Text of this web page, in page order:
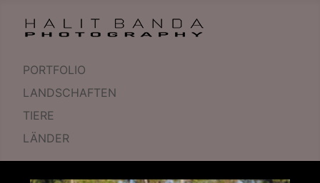
PORTFOLIO
LANDSCHAFTEN
TIERE
LÄNDER